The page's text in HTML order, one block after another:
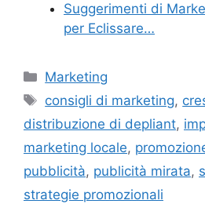
Suggerimenti di
per Eclissare…
Categories
Marketing
Tags
consigli di marketing,
distribuzione di depliant,
marketing locale,
pubblicità, publicità mirata,
strategie promozionali